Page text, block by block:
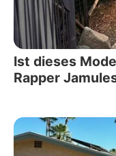
Ist dieses
Rapper